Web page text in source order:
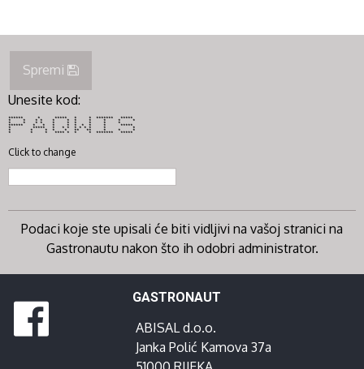
Spremi
Unesite kod:
****** * ***** * * ******* *****
* * * * * * * * * * *
* * * * * * * * * *
****** * * * * * * * * *****
* ***** * * * * * * * * *
* * * * * ** ** * * *
* * * **** * * * ******* *****
Click to change
Podaci koje ste upisali će biti vidljivi na vašoj stranici na
Gastronautu nakon što ih odobri administrator.
GASTRONAUT
ABISAL d.o.o.
Janka Polić Kamova 37a